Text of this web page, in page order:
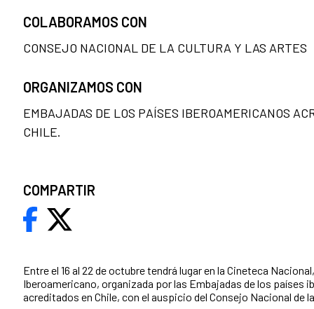
Entre el 16 al 22 de octubre tendrá lugar en la Cineteca
Iberoamericano, organizada por las Embajadas de los países
acreditados en Chile, con el auspicio del Consejo Nacional de
COLABORAMOS CON
CONSEJO NACIONAL DE LA CULTURA Y LAS ARTES
ORGANIZAMOS CON
EMBAJADAS DE LOS PAÍSES IBEROAMERICANOS
CHILE.
COMPARTIR